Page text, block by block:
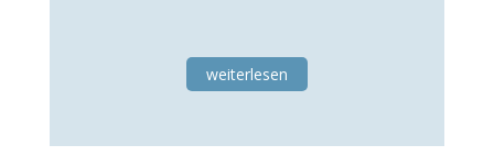
weiterlesen